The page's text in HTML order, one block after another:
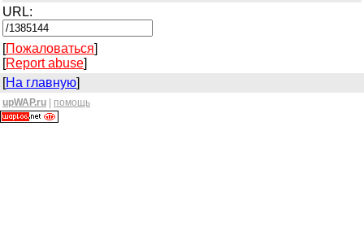
URL:
[Пожаловаться]
[Report abuse]
[На главную]
upWAP.ru помощь